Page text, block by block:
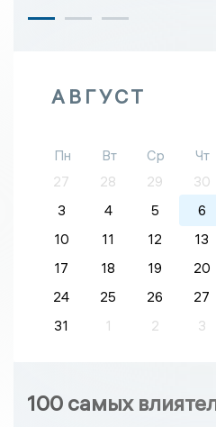
АВГУСТ
Пн Вт Ср Чт
27
28 29 30
3
4 5 6
10
11 12 13
17
18 19 20
24
25 26 27
31
1 2 3
100 самых